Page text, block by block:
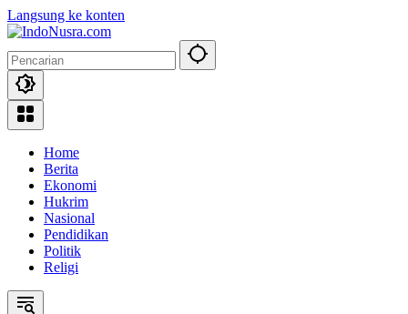
Langsung ke konten
Home
Berita
Ekonomi
Hukrim
Nasional
Pendidikan
Politik
Religi